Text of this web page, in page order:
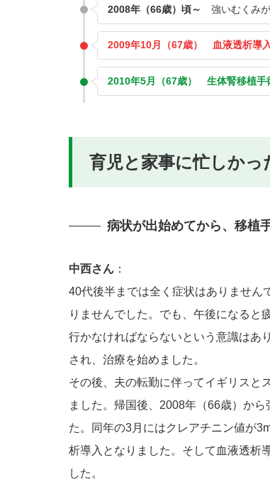
2008年（66歳）頃～ 強いむくみ
2009年10月（67歳） 血液透析導
2010年5月（67歳） 生体腎移植手
育児と家事に忙しかっ
病状が出始めてから、移植
中西さん ：
40代後半までは全く症状はありません
りませんでした。でも、午後になると
行かなければならないという意識はあ
され、治療を始めました。
その後、夫の転勤に伴ってイギリスと
ました。帰国後、2008年（66歳）か
た。同年の3月にはクレアチニン値が
析導入となりました。そして血液透析
した。